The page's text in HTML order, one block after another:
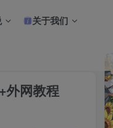
关于我们
外网教程